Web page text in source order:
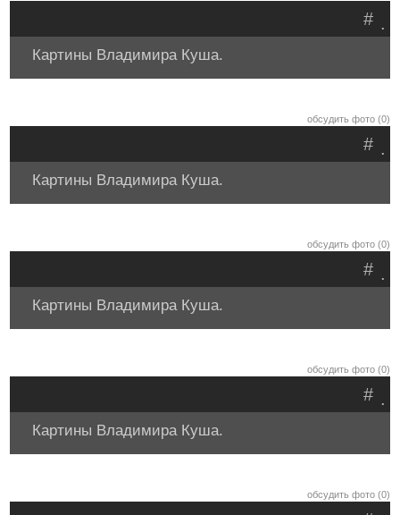
.
#
Картины Владимира Куша.
обсудить фото (0)
.
#
Картины Владимира Куша.
обсудить фото (0)
.
#
Картины Владимира Куша.
обсудить фото (0)
.
#
Картины Владимира Куша.
обсудить фото (0)